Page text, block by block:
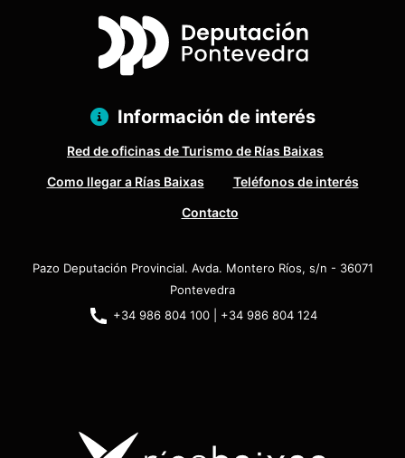
Información de interés
Red de oficinas de Turismo de Rías Baixas
Como llegar a Rías Baixas
Teléfonos de interés
Contacto
Pazo Deputación Provincial. Avda. Montero Ríos, s/n - 36071
Pontevedra
+34 986 804 100 | +34 986 804 124